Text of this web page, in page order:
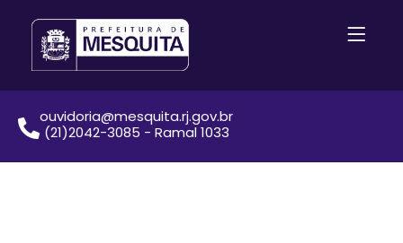
ouvidoria@mesquita.rj.gov.br
(21)2042-3085 - Ramal 1033